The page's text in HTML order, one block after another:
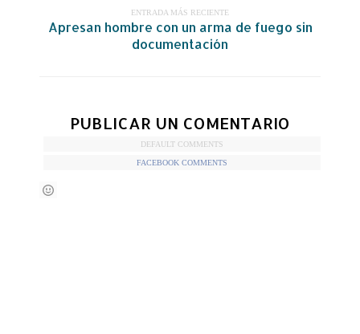
ENTRADA MÁS RECIENTE
Apresan hombre con un arma de fuego sin
documentación
PUBLICAR UN COMENTARIO
DEFAULT COMMENTS
FACEBOOK COMMENTS